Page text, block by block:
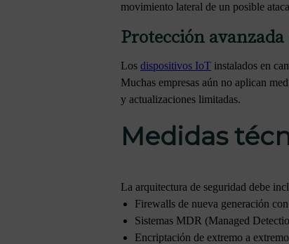
movimiento lateral de un posible
Protección
Los dispositivos IoT instalados en
Muchas empresas aún no aplican
y actualizaciones limitadas.
Medidas
La arquitectura de seguridad debe
Firewalls de nueva generación
Sistemas MDR (Managed
Encriptación de extremo a